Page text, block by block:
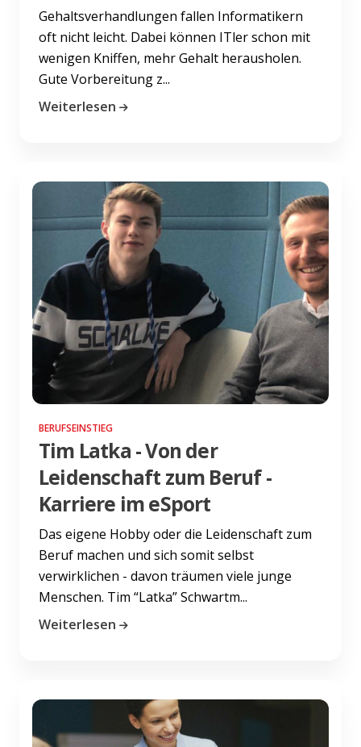
Gehaltsverhandlungen fallen Informatikern
oft nicht leicht. Dabei können ITler schon mit
wenigen Kniffen, mehr Gehalt herausholen.
Gute Vorbereitung z...
Weiterlesen
BERUFSEINSTIEG
Tim Latka - Von der
Leidenschaft zum Beruf -
Karriere im eSport
Das eigene Hobby oder die Leidenschaft zum
Beruf machen und sich somit selbst
verwirklichen - davon träumen viele junge
Menschen. Tim “Latka” Schwartm...
Weiterlesen